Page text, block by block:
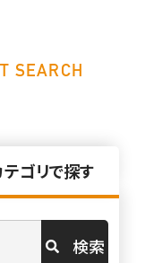
SEARCH
テゴリで探す
検索